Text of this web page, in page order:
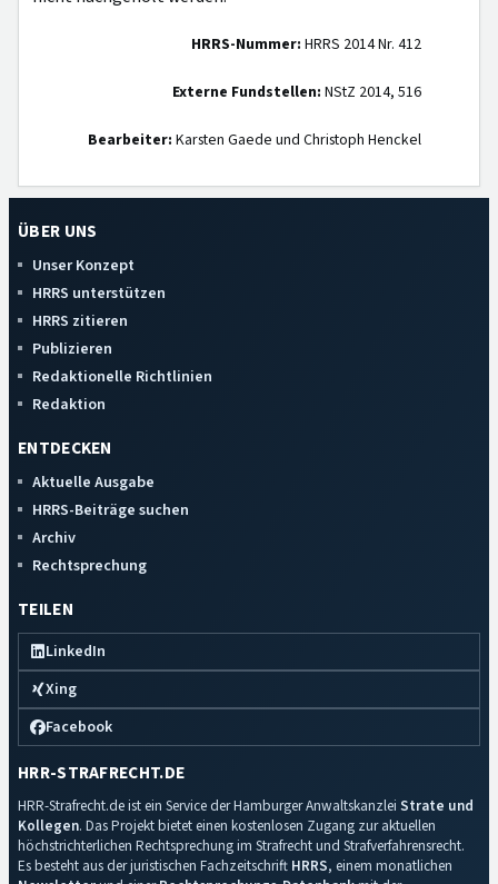
HRRS-Nummer: HRRS 2014 Nr. 412
Externe Fundstellen: NStZ 2014, 516
Bearbeiter: Karsten Gaede und Christoph Henckel
ÜBER UNS
Unser Konzept
HRRS unterstützen
HRRS zitieren
Publizieren
Redaktionelle Richtlinien
Redaktion
ENTDECKEN
Aktuelle Ausgabe
HRRS-Beiträge suchen
Archiv
Rechtsprechung
TEILEN
LinkedIn
Xing
Facebook
HRR-STRAFRECHT.DE
HRR-Strafrecht.de ist ein Service der Hamburger Anwaltskanzlei Strate und
Kollegen. Das Projekt bietet einen kostenlosen Zugang zur aktuellen
höchstrichterlichen Rechtsprechung im Strafrecht und Strafverfahrensrecht.
Es besteht aus der juristischen Fachzeitschrift HRRS, einem monatlichen